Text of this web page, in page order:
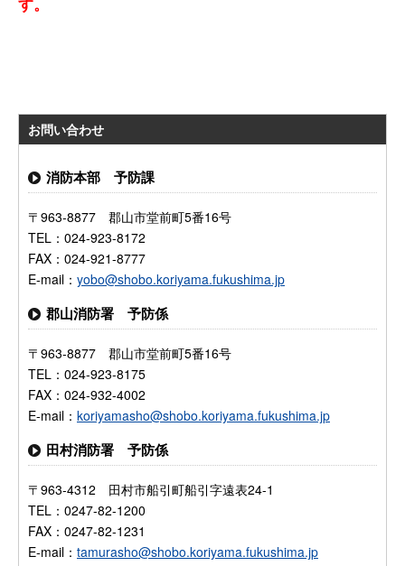
お問い合わせ
消防本部 予防課
〒963-8877 郡山市堂前町5番16号
TEL：024-923-8172
FAX：024-921-8777
E-mail： yobo@shobo.koriyama.fukushima.jp
郡山消防署 予防係
〒963-8877 郡山市堂前町5番16号
TEL：024-923-8175
FAX：024-932-4002
E-mail： koriyamasho@shobo.koriyama.fukushima.jp
田村消防署 予防係
〒963-4312 田村市船引町船引字遠表24-1
TEL：0247-82-1200
FAX：0247-82-1231
E-mail： tamurasho@shobo.koriyama.fukushima.jp